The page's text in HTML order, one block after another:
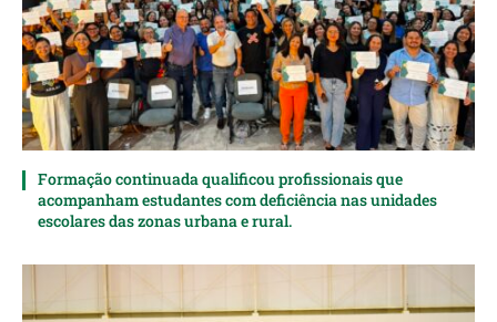
Formação continuada qualificou profissionais que
acompanham estudantes com deficiência nas unidades
escolares das zonas urbana e rural.